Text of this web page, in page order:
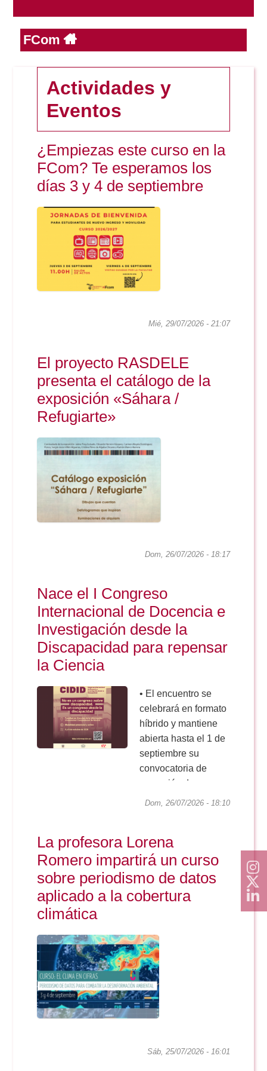
Reservas
Horarios
Periodismo
Publicidad y RR.PP
Comunicación Audiovisual
Doble Grado PER/CAV
Exámenes Grado
Publicidad y RR.PP
Comunicación Audiovisual
#miTFG
FCom
Actividades y
Eventos
¿Empiezas este curso en la
FCom? Te esperamos los
días 3 y 4 de septiembre
Mié, 29/07/2026 - 21:07
El proyecto RASDELE
presenta el catálogo de la
exposición «Sáhara /
Refugiarte»
Dom, 26/07/2026 - 18:17
Nace el I Congreso
Internacional de Docencia e
Investigación desde la
Discapacidad para repensar
la Ciencia
• El encuentro se
celebrará en formato
híbrido y mantiene
abierta hasta el 1 de
septiembre su
convocatoria de
recepción de
resúmenes.
de cerca de una
veintena de...
Dom, 26/07/2026 - 18:10
La profesora Lorena
Romero impartirá un curso
sobre periodismo de datos
aplicado a la cobertura
climática
Sáb, 25/07/2026 - 16:01